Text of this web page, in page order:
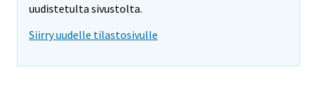
uudistetulta sivustolta.
Siirry uudelle tilastosivulle